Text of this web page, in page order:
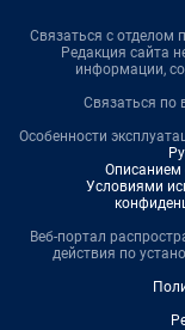
Связаться с отделом
Редакция сайта
информации,
Связаться по
Особенности
Описанием
Условиями
Веб-портал
действия по